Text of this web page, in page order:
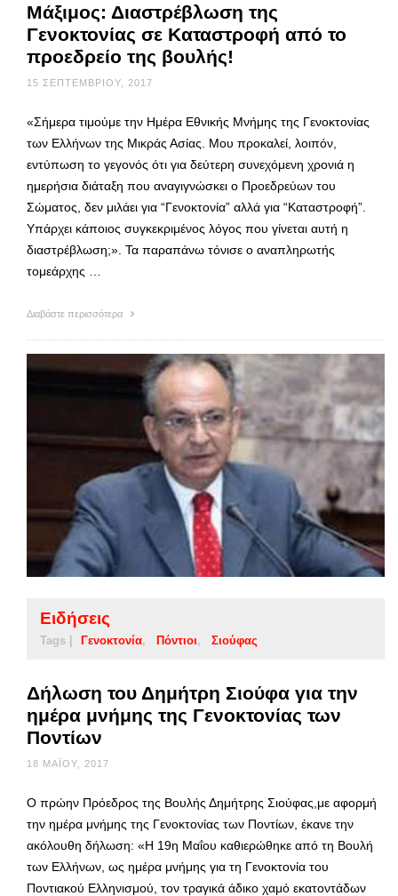
Μάξιμος: Διαστρέβλωση της
Γενοκτονίας σε Καταστροφή από το
προεδρείο της βουλής!
15 ΣΕΠΤΕΜΒΡΊΟΥ, 2017
«Σήμερα τιμούμε την Ημέρα Εθνικής Μνήμης της Γενοκτονίας
των Ελλήνων της Μικράς Ασίας. Μου προκαλεί, λοιπόν,
εντύπωση το γεγονός ότι για δεύτερη συνεχόμενη χρονιά η
ημερήσια διάταξη που αναγιγνώσκει ο Προεδρεύων του
Σώματος, δεν μιλάει για “Γενοκτονία” αλλά για “Καταστροφή”.
Υπάρχει κάποιος συγκεκριμένος λόγος που γίνεται αυτή η
διαστρέβλωση;». Τα παραπάνω τόνισε ο αναπληρωτής
τομεάρχης …
Διαβάστε περισσότερα
Ειδήσεις
Tags | Γενοκτονία Πόντιοι Σιούφας
Δήλωση του Δημήτρη Σιούφα για την
ημέρα μνήμης της Γενοκτονίας των
Ποντίων
18 ΜΑΪ́ΟΥ, 2017
Ο πρώην Πρόεδρος της Βουλής Δημήτρης Σιούφας,με αφορμή
την ημέρα μνήμης της Γενοκτονίας των Ποντίων, έκανε την
ακόλουθη δήλωση: «Η 19η Μαΐου καθιερώθηκε από τη Βουλή
των Ελλήνων, ως ημέρα μνήμης για τη Γενοκτονία του
Ποντιακού Ελληνισμού, τον τραγικά άδικο χαμό εκατοντάδων